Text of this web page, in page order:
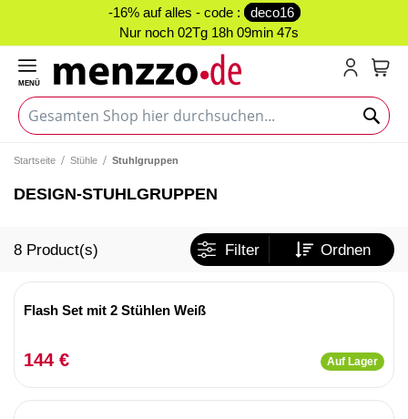
-16% auf alles - code :
deco16
Nur noch 02Tg 18h 09min 47s
MENÜ
Startseite Stühle Stuhlgruppen
DESIGN-STUHLGRUPPEN
8 Product(s) Filter Ordnen
Flash Set mit 2 Stühlen Weiß
144 € Auf Lager